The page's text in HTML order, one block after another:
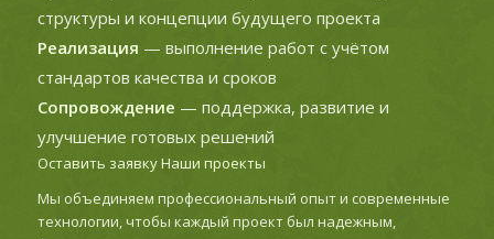
структуры и концепции будущего проекта
Реализация — выполнение работ с учётом
стандартов качества и сроков
Сопровождение — поддержка, развитие и
улучшение готовых решений
Оставить заявкуНаши проекты
Мы объединяем профессиональный опыт и современные
технологии, чтобы каждый проект был надежным,